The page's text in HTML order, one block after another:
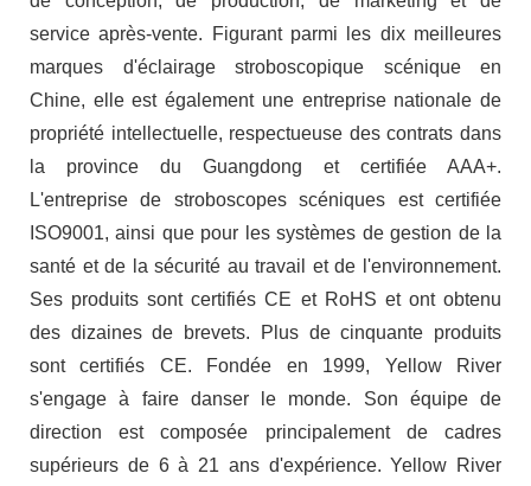
service après-vente. Figurant parmi les dix meilleures
marques d'éclairage stroboscopique scénique en
Chine, elle est également une entreprise nationale de
propriété intellectuelle, respectueuse des contrats dans
la province du Guangdong et certifiée AAA+.
L'entreprise de stroboscopes scéniques est certifiée
ISO9001, ainsi que pour les systèmes de gestion de la
santé et de la sécurité au travail et de l'environnement.
Ses produits sont certifiés CE et RoHS et ont obtenu
des dizaines de brevets. Plus de cinquante produits
sont certifiés CE. Fondée en 1999, Yellow River
s'engage à faire danser le monde. Son équipe de
direction est composée principalement de cadres
supérieurs de 6 à 21 ans d'expérience. Yellow River